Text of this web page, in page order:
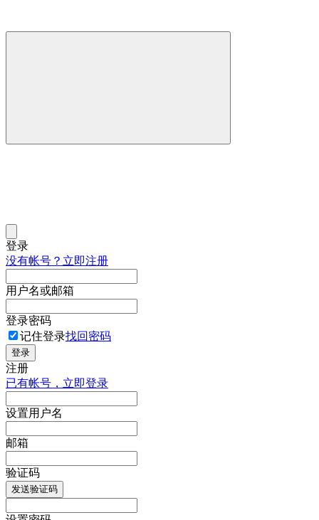
登录
没有帐号？立即注册
用户名或邮箱
登录密码
记住登录找回密码
登录
注册
已有帐号，立即登录
设置用户名
邮箱
验证码
发送验证码